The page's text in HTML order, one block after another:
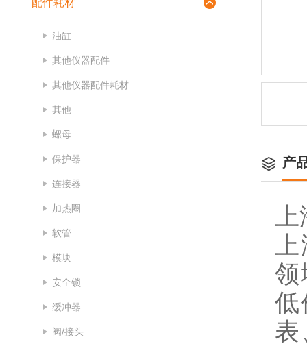
配件耗材
油缸
其他仪器配件
其他仪器配件耗材
其他
螺母
保护器
连接器
加热圈
软管
模块
安全锁
缓冲器
阀/接头
产
上
上
领
低
表